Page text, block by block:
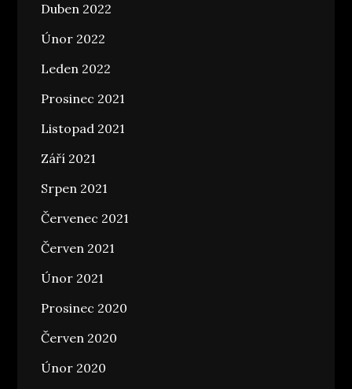
Duben 2022
Únor 2022
Leden 2022
Prosinec 2021
Listopad 2021
Září 2021
Srpen 2021
Červenec 2021
Červen 2021
Únor 2021
Prosinec 2020
Červen 2020
Únor 2020